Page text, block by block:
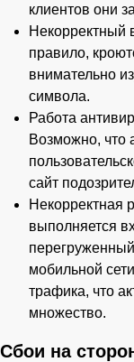
клиентов они
Некорректный
правило,
внимательно
символа.
Работа
Возможно, что
сайт
Некорректная
выполняется
мобильной
трафика, что
множество.
Сбои на